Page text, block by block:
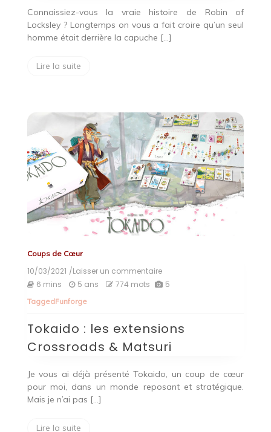
Connaissiez-vous la vraie histoire de Robin of
Locksley ? Longtemps on vous a fait croire qu’un seul
homme était derrière la capuche […]
Lire la suite
Coups de Cœur
10/03/2021 /Laisser un commentaireon
Tokaido
Crossroads
&
Matsuri
6 mins 5 ans 774 mots 5
TaggedFunforge
Tokaido : les extensions
Crossroads & Matsuri
Je vous ai déjà présenté Tokaido, un coup de cœur
pour moi, dans un monde reposant et stratégique.
Mais je n’ai pas […]
Lire la suite